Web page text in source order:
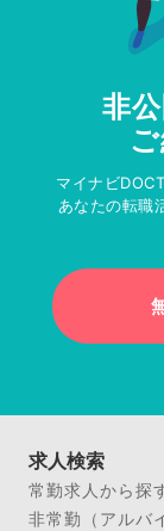
非
マイナビ
あなたの転職
求人検索
常勤求人から探
非常勤（アルバ